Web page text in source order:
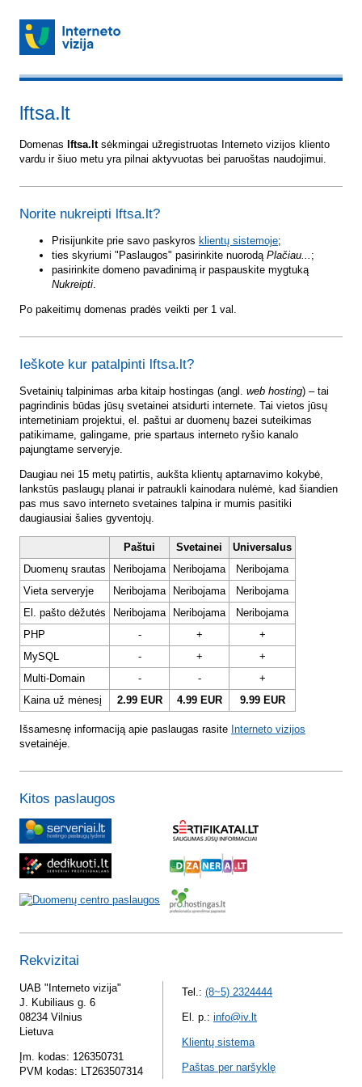
lftsa.lt
Domenas lftsa.ltsėkmingai užregistruotas Interneto vizijos kliento
vardu ir šiuo metu yra pilnai aktyvuotas bei paruoštas naudojimui.
Norite nukreipti lftsa.lt?
Prisijunkite prie savo paskyros klientų sistemoje;
ties skyriumi "Paslaugos" pasirinkite nuorodą Plačiau... ;
pasirinkite domeno pavadinimą ir paspauskite mygtuką
Nukreipti.
Po pakeitimų domenas pradės veikti per 1 val.
Ieškote kur patalpinti lftsa.lt?
Svetainių talpinimas arba kitaip hostingas (angl. web hosting) – tai
pagrindinis būdas jūsų svetainei atsidurti internete. Tai vietos jūsų
internetiniam projektui, el. paštui ar duomenų bazei suteikimas
patikimame, galingame, prie spartaus interneto ryšio kanalo
pajungtame serveryje.
Daugiau nei 15 metų patirtis, aukšta klientų aptarnavimo kokybė,
lankstūs paslaugų planai ir patraukli kainodara nulėmė, kad šiandien
pas mus savo interneto svetaines talpina ir mumis pasitiki
daugiausiai šalies gyventojų.
Paštui Svetainei
Universalus
Duomenų srautas
Neribojama Neribojama
Neribojama
Vieta serveryje
Neribojama Neribojama
Neribojama
El. pašto dėžutės
Neribojama Neribojama
Neribojama
PHP
- +
+
MySQL
- +
+
Multi-Domain
- -
+
Kaina už mėnesį
2.99 EUR 4.99 EUR 9.99 EUR
Išsamesnę informaciją apie paslaugas rasite Interneto vizijos
svetainėje.
Kitos paslaugos
Rekvizitai
UAB "Interneto vizija"
J. Kubiliaus g. 6
08234 Vilnius
Lietuva
Įm. kodas: 126350731
PVM kodas: LT263507314
Tel.: (8~5) 2324444
El. p.: info@iv.lt
Klientų sistema
Paštas per naršyklę